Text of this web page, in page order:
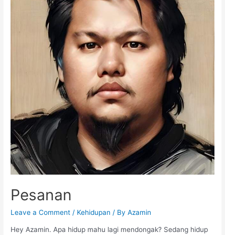
Pesanan
Leave a Comment / Kehidupan / ByAzamin
Hey Azamin. Apa hidup mahu lagi mendongak? Sedang hidup